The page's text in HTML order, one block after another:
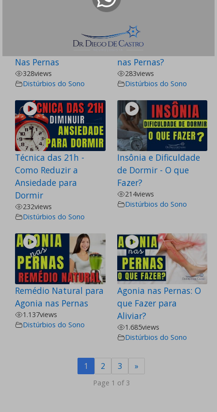
Remédios para Agonia
Nas Pernas
328views
Distúrbios do Sono
O que Causa Agonia
nas Pernas?
283views
Distúrbios do Sono
Técnica das 21h -
Como Reduzir a
Ansiedade para
Dormir
232views
Distúrbios do Sono
Insônia e Dificuldade
de Dormir - O que
Fazer?
214views
Distúrbios do Sono
Remédio Natural para
Agonia nas Pernas
1.137views
Distúrbios do Sono
Agonia nas Pernas: O
que Fazer para
Aliviar?
1.685views
Distúrbios do Sono
1 2 3 »
Page 1 of 3